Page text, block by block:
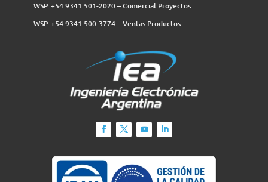
WSP. +54 9341 501-2020 – Comercial Proyectos
WSP. +54 9341 500-3774‬ – Ventas Productos